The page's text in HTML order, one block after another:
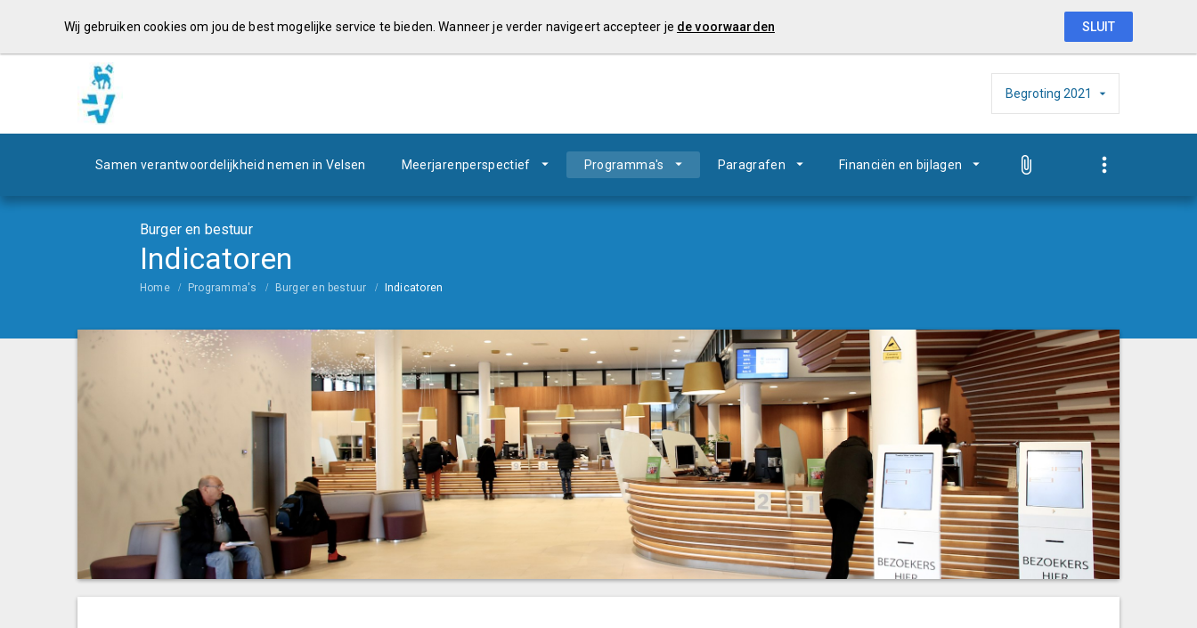
Begroting 2021
Samen verantwoordelijkheid nemen in Velsen Meerjarenperspectief Programma's Paragrafen Financiën en bijlagen
Burger en bestuur
Indicatoren
Home Programma's Burger en bestuur Indicatoren
Wij gebruiken cookies om jou de best mogelijke service te bieden. Wanneer je verder navigeert accepteer je de voorwaarden SLUIT